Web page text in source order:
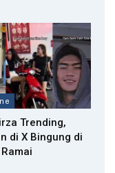
Trending,
di X Bingung di